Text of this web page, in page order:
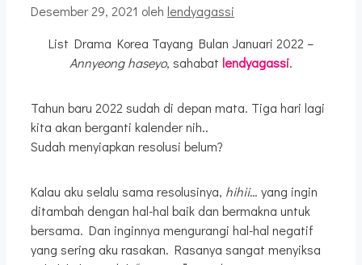
Desember 29, 2021 oleh lendyagassi
List Drama Korea Tayang Bulan Januari 2022 –
Annyeong haseyo, sahabat lendyagassi.
Tahun baru 2022 sudah di depan mata. Tiga hari lagi
kita akan berganti kalender nih..
Sudah menyiapkan resolusi belum?
Kalau aku selalu sama resolusinya, hihii… yang ingin
ditambah dengan hal-hal baik dan bermakna untuk
bersama. Dan inginnya mengurangi hal-hal negatif
yang sering aku rasakan. Rasanya sangat menyiksa